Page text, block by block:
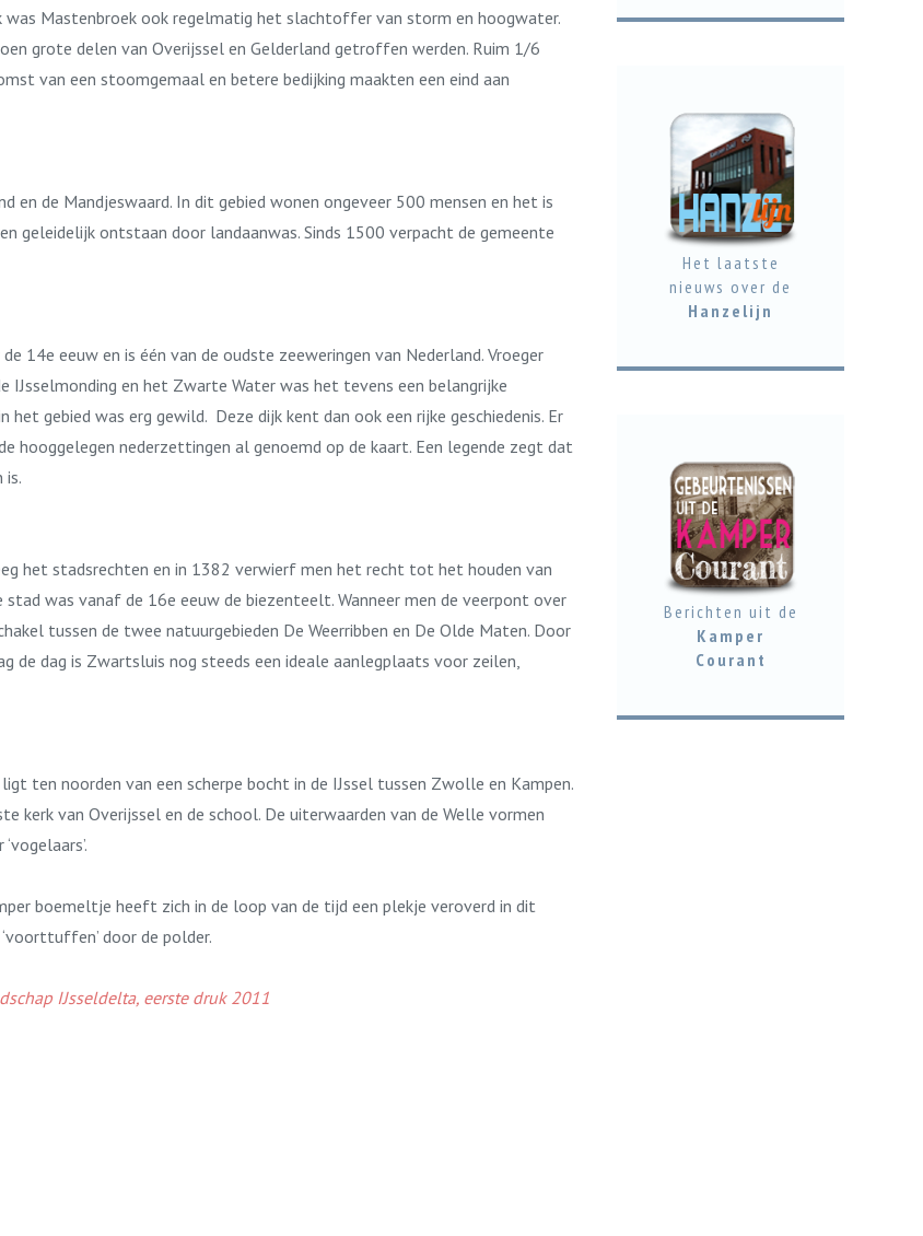
Mastenbroek ook regelmatig het slachtoffer van storm en hoogwater.
grote delen van Overijssel en Gelderland getroffen werden. Ruim 1/6
van een stoomgemaal en betere bedijking maakten een eind aan
en de Mandjeswaard. In dit gebied wonen ongeveer 500 mensen en het is
geleidelijk ontstaan door landaanwas. Sinds 1500 verpacht de gemeente
14e eeuw en is één van de oudste zeeweringen van Nederland. Vroeger
IJsselmonding en het Zwarte Water was het tevens een belangrijke
gebied was erg gewild. Deze dijk kent dan ook een rijke geschiedenis. Er
hooggelegen nederzettingen al genoemd op de kaart. Een legende zegt dat
is.
het stadsrechten en in 1382 verwierf men het recht tot het houden van
was vanaf de 16e eeuw de biezenteelt. Wanneer men de veerpont over
tussen de twee natuurgebieden De Weerribben en De Olde Maten. Door
de dag is Zwartsluis nog steeds een ideale aanlegplaats voor zeilen,
ten noorden van een scherpe bocht in de IJssel tussen Zwolle en Kampen.
kerk van Overijssel en de school. De uiterwaarden van de Welle vormen
‘vogelaars’.
boemeltje heeft zich in de loop van de tijd een plekje veroverd in dit
door de polder.
IJsseldelta, eerste druk 2011
Het laatste
nieuws over de
Hanzelijn
Berichten uit de
Kamper
Courant